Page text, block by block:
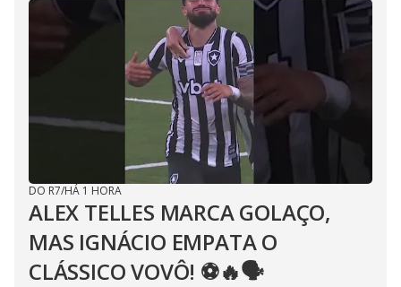
DO R7/HÁ 1 HORA
ALEX TELLES MARCA GOLAÇO,
MAS IGNÁCIO EMPATA O
CLÁSSICO VOVÔ! ⚽️🔥🗣